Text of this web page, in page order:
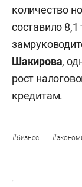
количество
составило
Шакирова,
рост
кредитам.
#бизнес #